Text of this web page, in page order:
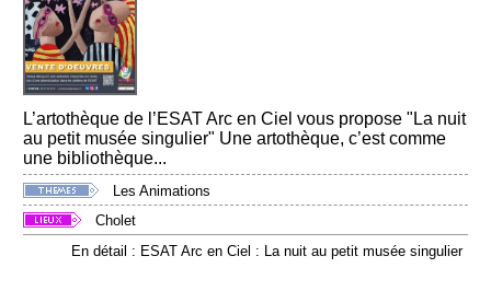
L’artothèque de l’ESAT Arc en Ciel vous propose "La nuit
au petit musée singulier" Une artothèque, c’est comme
une bibliothèque...
Les Animations
Cholet
En détail : ESAT Arc en Ciel : La nuit au petit musée singulier